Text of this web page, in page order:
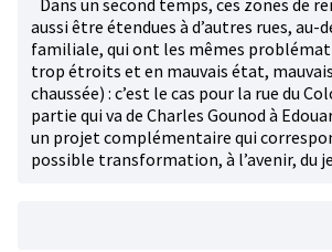
Dans un second temps, ces zones de
aussi être étendues à d’autres rues, au-
familiale, qui ont les mêmes
trop étroits et en mauvais état,
chaussée) : c’est le cas pour la rue du
partie qui va de Charles Gounod à
un projet complémentaire qui
possible transformation, à l’avenir, du